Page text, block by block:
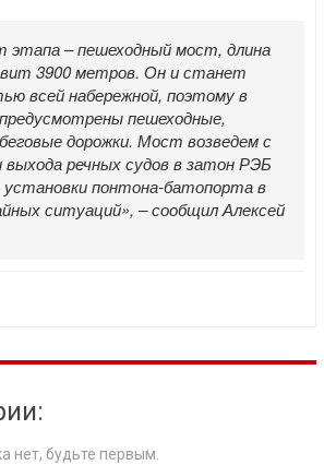
этапа – пешеходный мост, длина
3900 метров. Он и станет
всей набережной, поэтому в
пешеходные,
дорожки. Мост возведем с
выхода речных судов в затон РЭБ
понтона-батопорта в
ситуаций», – сообщил Алексей
нет, будьте первым.